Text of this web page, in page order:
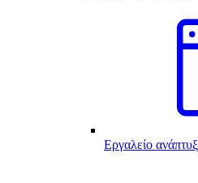
Εργαλείο